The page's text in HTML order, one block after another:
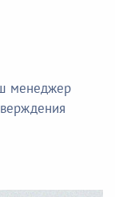
менеджер